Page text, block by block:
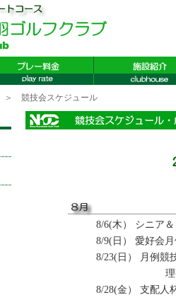
＞ 競技会スケジュール
8/6(木） シニア
8/9(日） 愛好会
8/23(日） 月例競
理事長杯予
8/28(金） 支配人